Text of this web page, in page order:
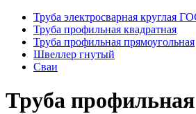
Труба электросварная круглая
Труба профильная квадратная
Труба профильная прямоугольная
Швеллер гнутый
Сваи
Труба профильная